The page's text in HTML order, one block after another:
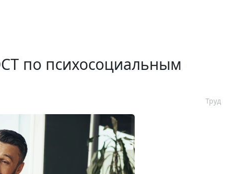
по психосоциальным
Труд